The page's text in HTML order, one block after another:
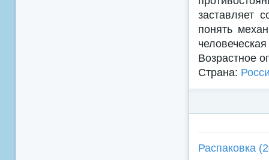
заставляет
понять
Возрастное
Страна:
Распаковка